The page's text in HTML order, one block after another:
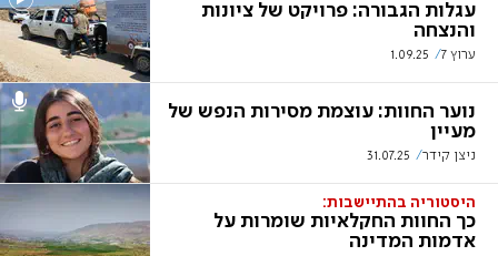
עגלות הגבורה: פרויקט של ציונות
והנצחה
ערוץ 7 1.09.25
נוער החוות: עוצמת מסירות הנפש של
מעיין
ניצן קידר 31.07.25
היסטוריה בהתיישבות:
כך החוות החקלאיות שומרות על
אדמות המדינה